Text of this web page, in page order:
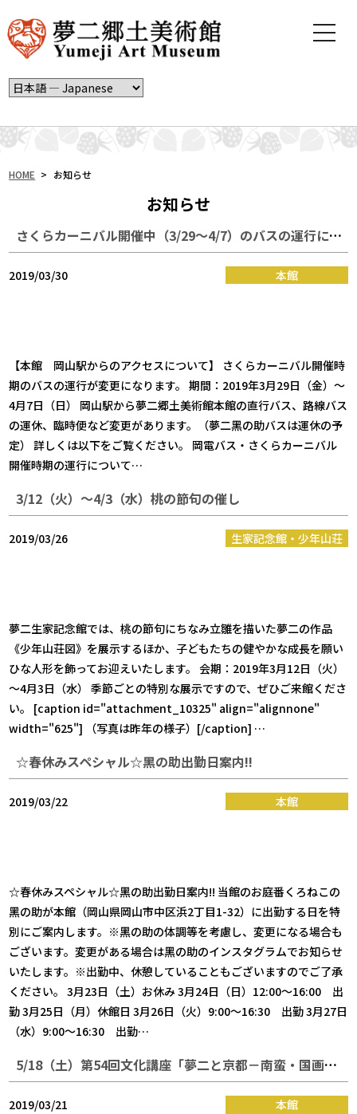
t
n
i
o
n
HOME > お知らせ
お知らせ
さくらカーニバル開催中（3/29～4/7）のバスの運行について
2019/03/30 本館
【本館 岡山駅からのアクセスについて】 さくらカーニバル開催時
期のバスの運行が変更になります。 期間：2019年3月29日（金）～
4月7日（日） 岡山駅から夢二郷土美術館本館の直行バス、路線バス
の運休、臨時便など変更があります。（夢二黑の助バスは運休の予
定） 詳しくは以下をご覧ください。 岡電バス・さくらカーニバル
開催時期の運行について…
3/12（火）～4/3（水）桃の節句の催し
2019/03/26 生家記念館・少年山荘
夢二生家記念館では、桃の節句にちなみ立雛を描いた夢二の作品
《少年山荘図》を展示するほか、子どもたちの健やかな成長を願い
ひな人形を飾ってお迎えいたします。 会期：2019年3月12日（火）
～4月3日（水） 季節ごとの特別な展示ですので、ぜひご来館くださ
い。 [caption id="attachment_10325" align="alignnone"
width="625"] （写真は昨年の様子）[/caption] …
☆春休みスペシャル☆黑の助出勤日案内!!
2019/03/22 本館
☆春休みスペシャル☆黑の助出勤日案内!! 当館のお庭番くろねこの
黑の助が本館（岡山県岡山市中区浜2丁目1-32）に出勤する日を特
別にご案内します。※黑の助の体調等を考慮し、変更になる場合も
ございます。変更がある場合は黑の助のインスタグラムでお知らせ
いたします。※出勤中、休憩していることもございますのでご了承
ください。 3月23日（土）お休み 3月24日（日）12:00～16:00 出
勤 3月25日（月）休館日 3月26日（火）9:00～16:30 出勤 3月27日
（水）9:00～16:30 出勤…
5/18（土）第54回文化講座「夢二と京都－南蛮・国画創作協会・花街・彦乃」のお知らせ
2019/03/21
本館